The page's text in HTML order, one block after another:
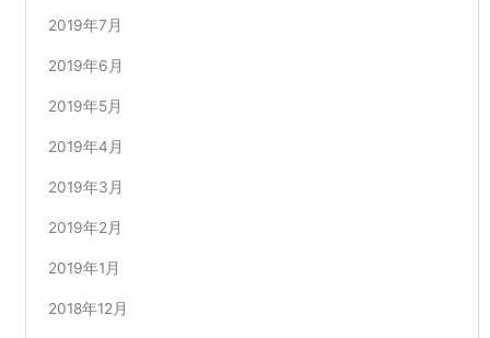
2019年7月
2019年6月
2019年5月
2019年4月
2019年3月
2019年2月
2019年1月
2018年12月